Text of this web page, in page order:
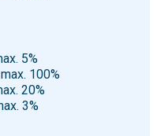
5%
100%
20%
3%